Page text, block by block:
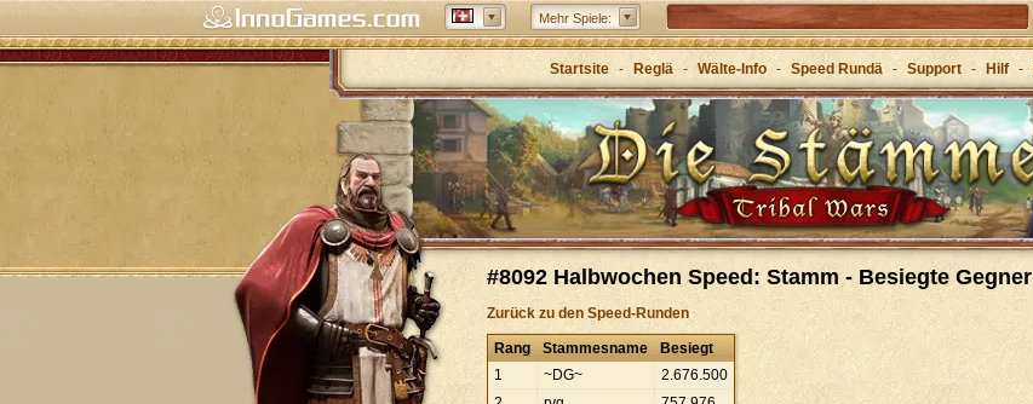
Mehr Spiele: Grepolis – Erboue dis Riich im antike Griecheland
Startsite - Reglä - Wälte-Info - Speed Rundä - Support - Hilf -
#8092 Halbwochen Speed: Stamm - Besiegte Gegner
Zurück zu den Speed-Runden
Rang Stammesname
Besiegt
1
~DG~ 2.676.500